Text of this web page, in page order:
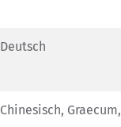
Deutsch
Chinesisch, Graecum,